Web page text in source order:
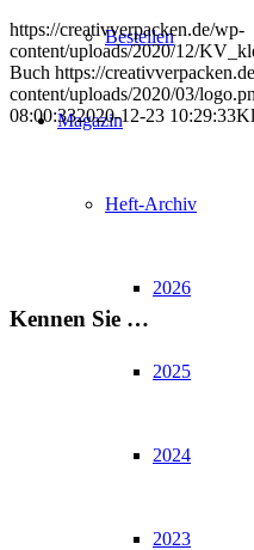
Bestellen
Magazin
Heft-Archiv
2026
2025
2024
2023
https://creativverpacken.de/wp-
content/uploads/2020/12/
Buch https://
content/uploads/2020/03/
08:00:332020-12-23 10:29:33
Kennen Sie …